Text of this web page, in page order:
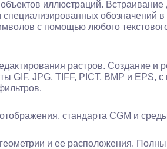
иллюстраций. Встраивание
специализированных обозначений
с помощью любого
растров. Создание и
GIF, JPG, TIFF, PICT, BMP и EPS,
стандарта CGM и
и ее расположения.